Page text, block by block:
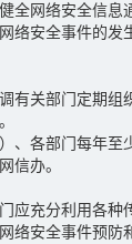
全网络安全信息
络安全事件的发
关部门定期组
各部门每年至
信办。
充分利用各种
络安全事件预防